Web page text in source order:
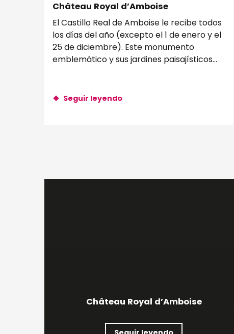
Château Royal d’Amboise
El Castillo Real de Amboise le recibe todos
los días del año (excepto el 1 de enero y el
25 de diciembre). Este monumento
emblemático y sus jardines paisajísticos
Seguir leyendo
Château Royal d’Amboise